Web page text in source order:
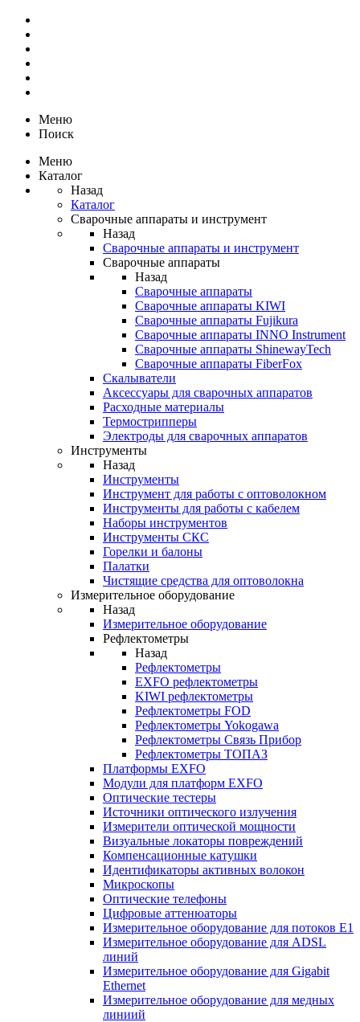
Меню
Поиск
Меню
Каталог
Назад
Каталог
Сварочные аппараты и инструмент
Назад
Сварочные аппараты и инструмент
Сварочные аппараты
Назад
Сварочные аппараты
Сварочные аппараты KIWI
Сварочные аппараты Fujikura
Сварочные аппараты INNO Instrument
Сварочные аппараты ShinewayTech
Cварочные аппараты FiberFox
Скалыватели
Аксессуары для сварочных аппаратов
Расходные материалы
Термострипперы
Электроды для сварочных аппаратов
Инструменты
Назад
Инструменты
Инструмент для работы с оптоволокном
Инструменты для работы с кабелем
Наборы инструментов
Инструменты СКС
Горелки и балоны
Палатки
Чистящие средства для оптоволокна
Измерительное оборудование
Назад
Измерительное оборудование
Рефлектометры
Назад
Рефлектометры
EXFO рефлектометры
KIWI рефлектометры
Рефлектометры FOD
Рефлектометры Yokogawa
Рефлектометры Связь Прибор
Рефлектометры ТОПАЗ
Платформы EXFO
Модули для платформ EXFO
Оптические тестеры
Источники оптического излучения
Измерители оптической мощности
Визуальные локаторы повреждений
Компенсационные катушки
Идентификаторы активных волокон
Микроскопы
Оптические телефоны
Цифровые аттенюаторы
Измерительное оборудование для потоков Е1
Измерительное оборудование для ADSL
линий
Измерительное оборудование для Gigabit
Ethernet
Измерительное оборудование для медных
линиий